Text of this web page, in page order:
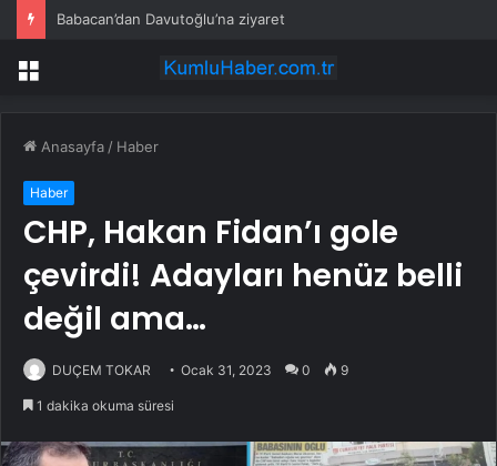
Babacan’dan Davutoğlu’na ziyaret
Menü
Anasayfa / Haber
Haber
CHP, Hakan Fidan’ı gole
çevirdi! Adayları henüz belli
değil ama…
DUÇEM TOKAR Ocak 31, 2023 0 9
1 dakika okuma süresi